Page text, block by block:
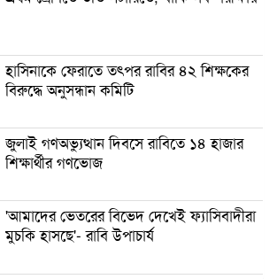
হাসিনাকে ফেরাতে তৎপর রাবির ৪২ শিক্ষকের
বিরুদ্ধে অনুসন্ধান কমিটি
জুলাই গণঅভ্যুত্থান দিবসে রাবিতে ১৪ হাজার
শিক্ষার্থীর গণভোজ
'আমাদের ভেতরের বিভেদ দেখেই ফ্যাসিবাদীরা
মুচকি হাসছে'- রাবি উপাচার্য